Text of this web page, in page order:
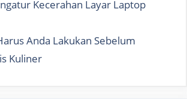
Kecerahan Layar Laptop
Anda Lakukan Sebelum
Kuliner